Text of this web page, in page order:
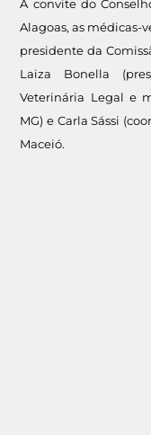
A convite do
Alagoas, as médicas-
presidente da
Laiza Bonella
Veterinária Legal e
MG) e Carla Sássi
Maceió.